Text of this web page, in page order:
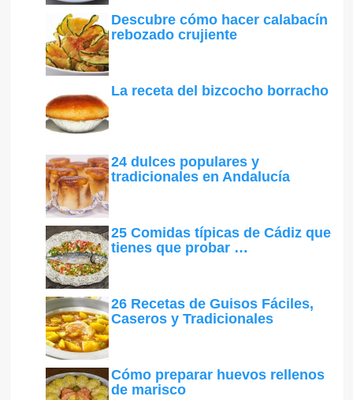
Descubre cómo hacer calabacín
rebozado crujiente
La receta del bizcocho borracho
24 dulces populares y
tradicionales en Andalucía
25 Comidas típicas de Cádiz que
tienes que probar …
26 Recetas de Guisos Fáciles,
Caseros y Tradicionales
Cómo preparar huevos rellenos
de marisco